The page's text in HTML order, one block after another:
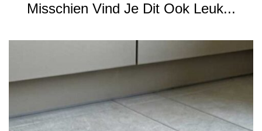
Misschien Vind Je Dit Ook Leuk...